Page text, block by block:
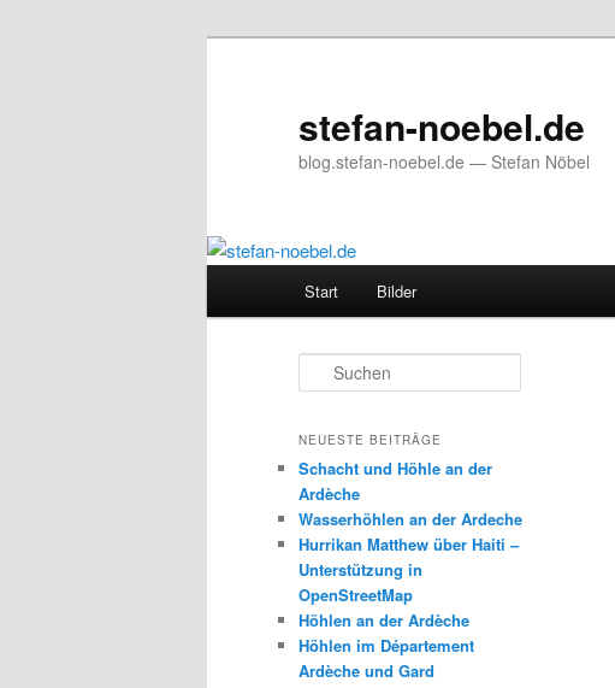
stefan-noebel.de
blog.stefan-noebel.de — Stefan Nöbel
Start Bilder
u
h
n
NEUESTE BEITRÄGE
Schacht und Höhle an der
Ardèche
Wasserhöhlen an der Ardeche
Hurrikan Matthew über Haiti –
Unterstützung in
OpenStreetMap
Höhlen an der Ardèche
Höhlen im Département
Ardèche und Gard